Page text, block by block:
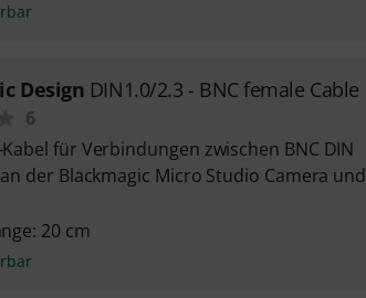
Design DIN1.0/2.3 - BNC female Cable
6
Kabel für Verbindungen zwischen BNC DIN
der Blackmagic Micro Studio Camera und
20 cm